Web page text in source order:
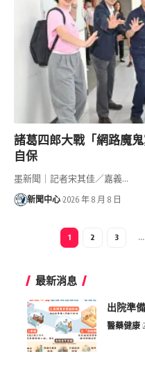
諸葛四郎大戰「網路魔
自保
墨新聞｜記者宋其佳／嘉義…
新聞中心 2026 年 8 月 8 日
1 2 3 ...
最新消息
出院準
醫藥健康